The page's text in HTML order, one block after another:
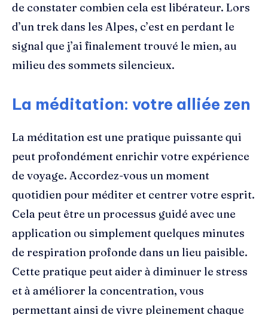
de constater combien cela est libérateur. Lors
d’un trek dans les Alpes, c’est en perdant le
signal que j’ai finalement trouvé le mien, au
milieu des sommets silencieux.
La méditation: votre alliée zen
La méditation est une pratique puissante qui
peut profondément enrichir votre expérience
de voyage. Accordez-vous un moment
quotidien pour méditer et centrer votre esprit.
Cela peut être un processus guidé avec une
application ou simplement quelques minutes
de respiration profonde dans un lieu paisible.
Cette pratique peut aider à diminuer le stress
et à améliorer la concentration, vous
permettant ainsi de vivre pleinement chaque